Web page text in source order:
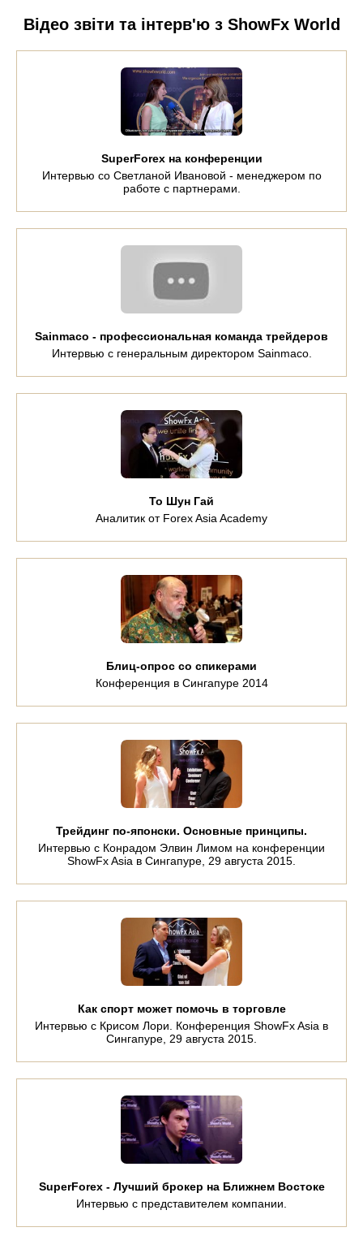
Відео звіти та інтерв'ю з ShowFx World
SuperForex на конференции
Интервью со Светланой Ивановой - менеджером по
работе с партнерами.
Sainmaco - профессиональная команда трейдеров
Интервью с генеральным директором Sainmaco.
То Шун Гай
Аналитик от Forex Asia Academy
Блиц-опрос со спикерами
Конференция в Сингапуре 2014
Трейдинг по-японски. Основные принципы.
Интервью с Конрадом Элвин Лимом на конференции
ShowFx Asia в Сингапуре, 29 августа 2015.
Как спорт может помочь в торговле
Интервью с Крисом Лори. Конференция ShowFx Asia в
Сингапуре, 29 августа 2015.
SuperForex - Лучший брокер на Ближнем Востоке
Интервью с представителем компании.